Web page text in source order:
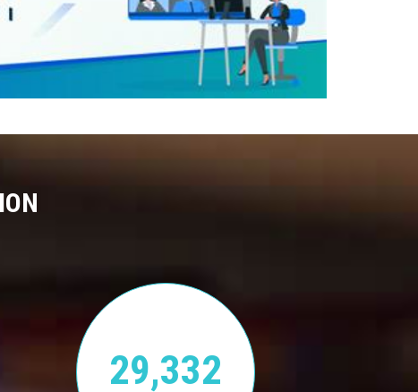
29,332